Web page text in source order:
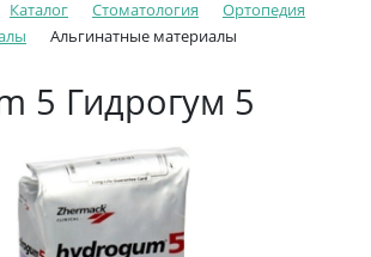
Каталог Стоматология
Ортопедия
Альгинатные материалы
5 Гидрогум 5